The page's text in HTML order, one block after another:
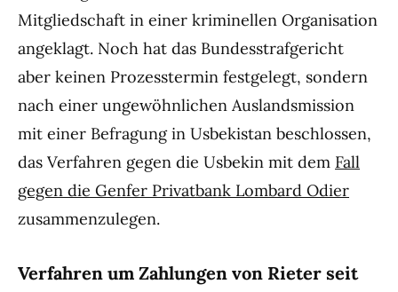
Mitgliedschaft in einer kriminellen Organisation
angeklagt. Noch hat das Bundesstrafgericht
aber keinen Prozesstermin festgelegt, sondern
nach einer ungewöhnlichen Auslandsmission
mit einer Befragung in Usbekistan beschlossen,
das Verfahren gegen die Usbekin mit dem Fall
gegen die Genfer Privatbank Lombard Odier
zusammenzulegen.
Verfahren um Zahlungen von Rieter seit